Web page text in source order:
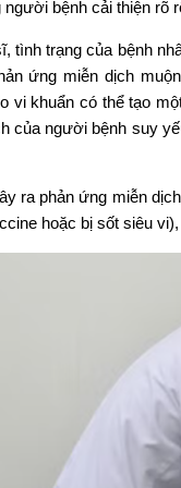
người bệnh cải thiện rõ
tình trạng của bệnh
ứng miễn dịch
vi khuẩn có thể tạo
của người bệnh suy
ra phản ứng miễn
hoặc bị sốt siêu